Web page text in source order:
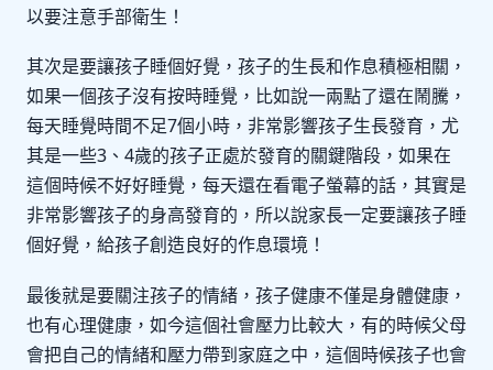
以要注意手部衛生！
其次是要讓孩子睡個好覺，孩子的生長和作息積極相關，
如果一個孩子沒有按時睡覺，比如說一兩點了還在鬧騰，
每天睡覺時間不足7個小時，非常影響孩子生長發育，尤
其是一些3、4歲的孩子正處於發育的關鍵階段，如果在
這個時候不好好睡覺，每天還在看電子螢幕的話，其實是
非常影響孩子的身高發育的，所以說家長一定要讓孩子睡
個好覺，給孩子創造良好的作息環境！
最後就是要關注孩子的情緒，孩子健康不僅是身體健康，
也有心理健康，如今這個社會壓力比較大，有的時候父母
會把自己的情緒和壓力帶到家庭之中，這個時候孩子也會